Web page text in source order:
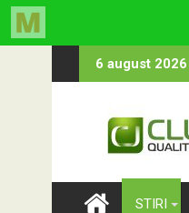
to
6 august 2026
cultural și de
luna devine o întrebare
STIRI